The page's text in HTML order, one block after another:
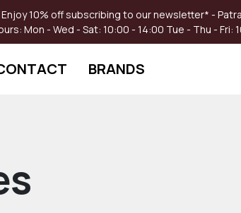
Enjoy 10% off subscribing to our newsletter* -
Mon - Wed - Sat: 10:00 - 14:00 Tue - Thu - Fri:
BRANDS